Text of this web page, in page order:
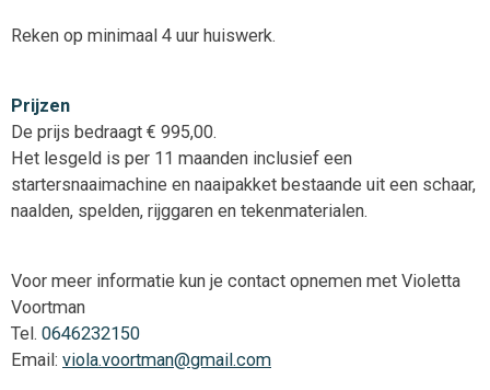
Reken op minimaal 4 uur huiswerk.
Prijzen
De prijs bedraagt € 995,00.
Het lesgeld is per 11 maanden inclusief een
startersnaaimachine en naaipakket bestaande uit een schaar,
naalden, spelden, rijggaren en tekenmaterialen.
Voor meer informatie kun je contact opnemen met Violetta
Voortman
Tel. 0646232150
Email: viola.voortman@gmail.com